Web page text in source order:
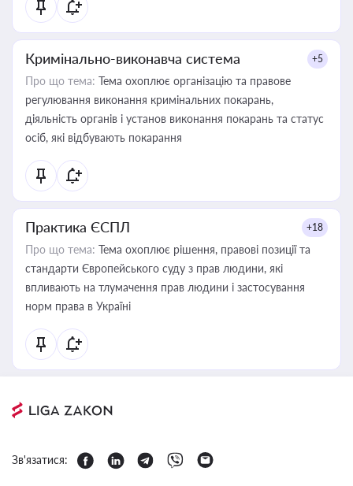
Кримінально-виконавча система +5
Про що тема: Тема охоплює організацію та правове
регулювання виконання кримінальних покарань,
діяльність органів і установ виконання покарань та статус
осіб, які відбувають покарання
Практика ЄСПЛ +18
Про що тема: Тема охоплює рішення, правові позиції та
стандарти Європейського суду з прав людини, які
впливають на тлумачення прав людини і застосування
норм права в Україні
Зв'язатися: